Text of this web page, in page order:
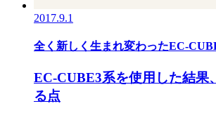
2017.9.1
全く新しく生まれ変わったEC-
EC-CUBE3系を使用した結果
る点